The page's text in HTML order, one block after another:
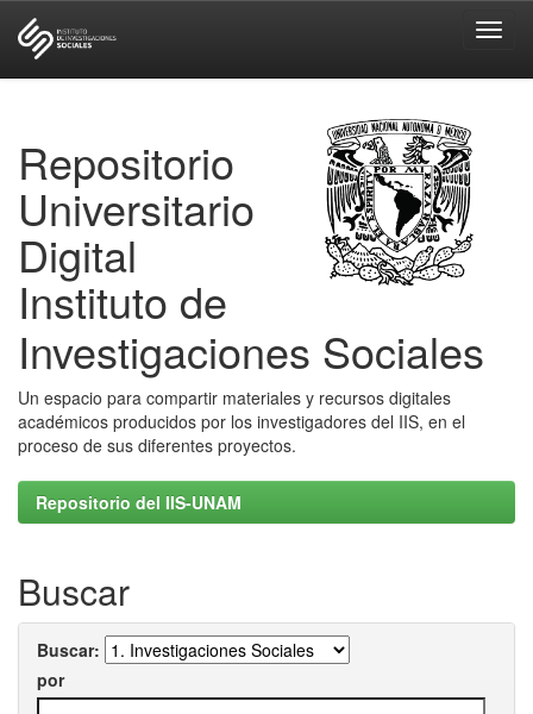
Repositorio
Universitario
Digital
Instituto de
Investigaciones Sociales
Un espacio para compartir materiales y recursos digitales
académicos producidos por los investigadores del IIS, en el
proceso de sus diferentes proyectos.
Repositorio del IIS-UNAM
Buscar
Buscar:
por